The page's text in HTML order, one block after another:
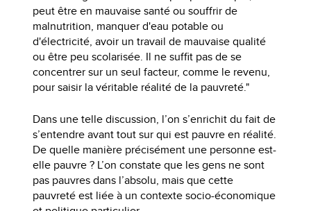
peut être en mauvaise santé ou souffrir de
malnutrition, manquer d'eau potable ou
d'électricité, avoir un travail de mauvaise qualité
ou être peu scolarisée. Il ne suffit pas de se
concentrer sur un seul facteur, comme le revenu,
pour saisir la véritable réalité de la pauvreté."
Dans une telle discussion, l’on s’enrichit du fait de
s’entendre avant tout sur qui est pauvre en réalité.
De quelle manière précisément une personne est-
elle pauvre ? L’on constate que les gens ne sont
pas pauvres dans l’absolu, mais que cette
pauvreté est liée à un contexte socio-économique